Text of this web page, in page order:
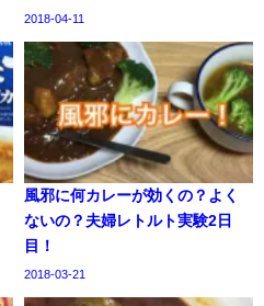
2018-04-11
風邪に何カレーが効くの？よく
ないの？夫婦レトルト実験2日
目！
2018-03-21